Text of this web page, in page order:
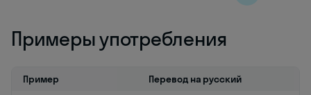
Примеры употребления
Пример
Перевод на русский